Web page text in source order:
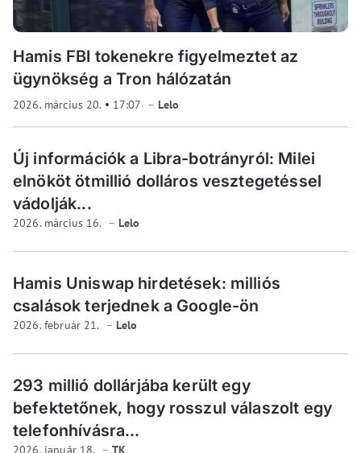
Hamis FBI tokenekre figyelmeztet az
ügynökség a Tron hálózatán
2026. március 20. 17:07 Lelo
Új információk a Libra-botrányról: Milei
elnököt ötmillió dolláros vesztegetéssel
vádolják...
2026. március 16. Lelo
Hamis Uniswap hirdetések: milliós
csalások terjednek a Google-ön
2026. február 21. Lelo
293 millió dollárjába került egy
befektetőnek, hogy rosszul válaszolt egy
telefonhívásra...
2026. január 18. TK